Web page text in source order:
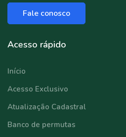
Fale conosco
Acesso rápido
Início
Acesso Exclusivo
Atualização Cadastral
Banco de permutas